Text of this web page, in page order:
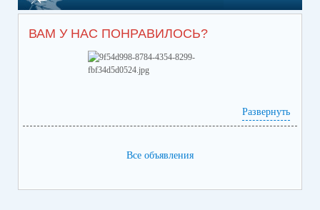
ВАМ У НАС ПОНРАВИЛОСЬ?
Развернуть
Все объявления